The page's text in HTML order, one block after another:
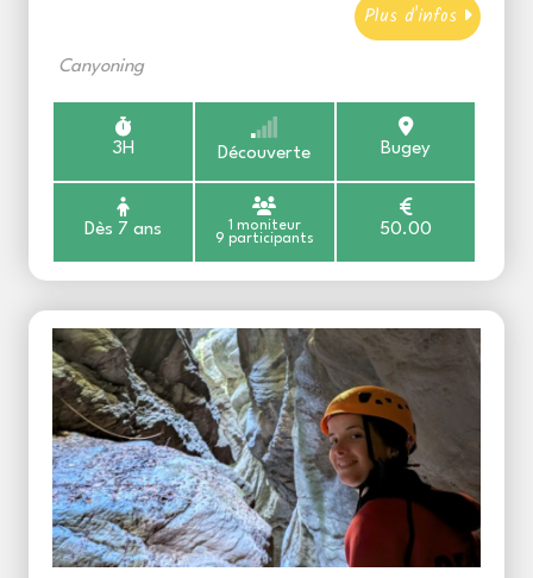
Plus d'infos
Canyoning
3H Découverte Bugey
Dès 7 ans
1 moniteur
9 participants
50.00